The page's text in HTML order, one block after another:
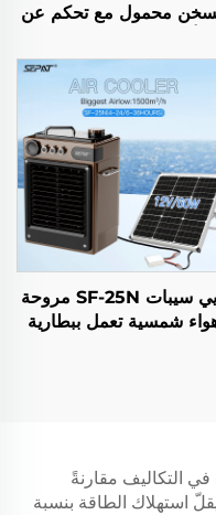
محمول مع تحكم عن
والخارجي مع حامل
تصنيف الحماية من الغبار
والماء IP44
ويي سيبات SF-25N مروحة
شمسية تعمل ببطارية
في التكاليف مقارنةً
استهلاك الطاقة بنسبة